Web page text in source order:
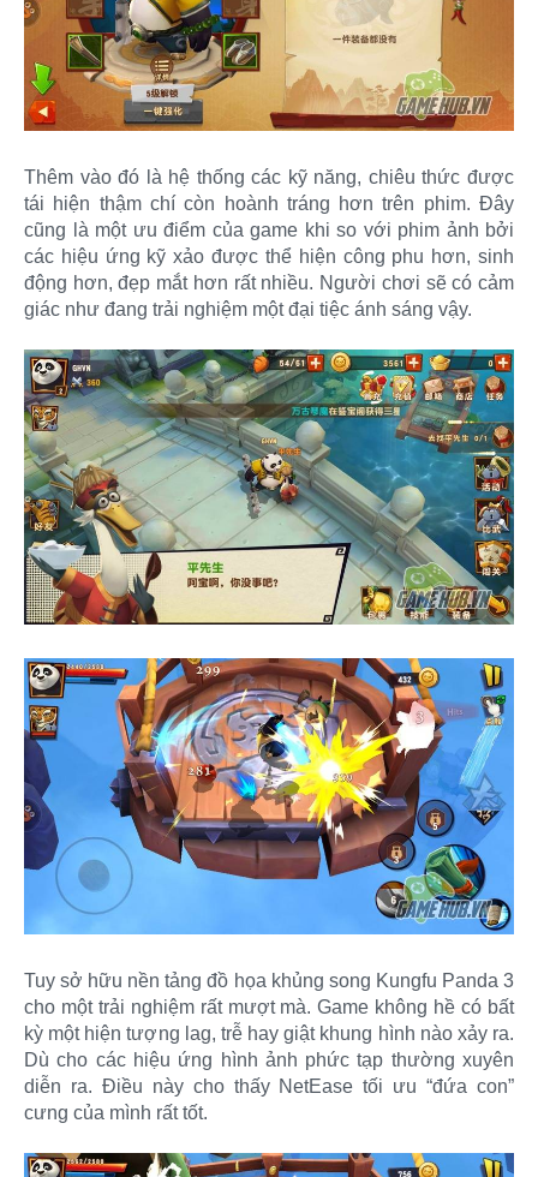
Thêm vào đó là hệ thống các kỹ năng, chiêu thức được
tái hiện thậm chí còn hoành tráng hơn trên phim. Đây
cũng là một ưu điểm của game khi so với phim ảnh bởi
các hiệu ứng kỹ xảo được thể hiện công phu hơn, sinh
động hơn, đẹp mắt hơn rất nhiều. Người chơi sẽ có cảm
giác như đang trải nghiệm một đại tiệc ánh sáng vậy.
Tuy sở hữu nền tảng đồ họa khủng song Kungfu Panda 3
cho một trải nghiệm rất mượt mà. Game không hề có bất
kỳ một hiện tượng lag, trễ hay giật khung hình nào xảy ra.
Dù cho các hiệu ứng hình ảnh phức tạp thường xuyên
diễn ra. Điều này cho thấy NetEase tối ưu “đứa con”
cưng của mình rất tốt.